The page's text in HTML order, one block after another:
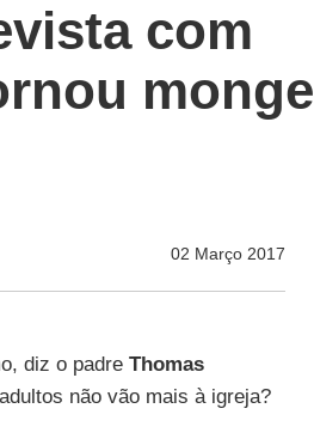
com
monge
02 Março 2017
diz o padre Thomas
não vão mais à igreja?